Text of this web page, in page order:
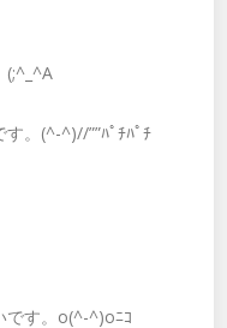
(;^_^A
。(^-^)//””ﾊﾟﾁﾊﾟﾁ
です。o(^-^)oﾆｺ